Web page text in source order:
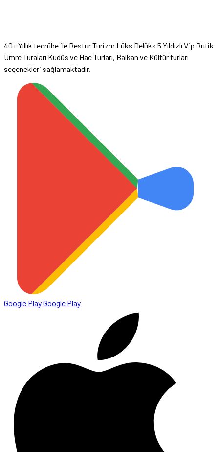
40+ Yıllık tecrübe ile Bestur Turizm Lüks Delüks 5 Yıldızlı Vip Butik
Umre Turaları Kudüs ve Hac Turları, Balkan ve Kültür turları
seçenekleri sağlamaktadır.
Google PlayGoogle Play